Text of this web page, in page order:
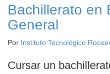
Bachillerato en
General
Por Instituto Tecnológico
Cursar un